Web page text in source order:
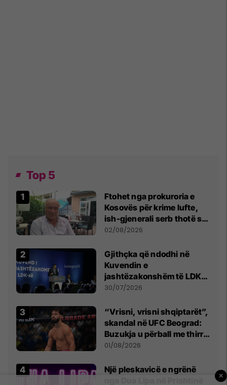
Top 5
Ftohet nga prokuroria e
Kosovës për krime lufte,
ish-gjenerali serb thotë se
dikush e tradhtoi në
02/08/2026
Gjithçka që ndodhi në
Kuvendin e
jashtëzakonshëm të LDK-
së
30/07/2026
“Vrisni, vrisni shqiptarët”,
skandal në UFC Beograd:
Buzukja u përball me thirrje
anti-shqiptare nga
01/08/2026
Një pleskavicë e ngrënë
×